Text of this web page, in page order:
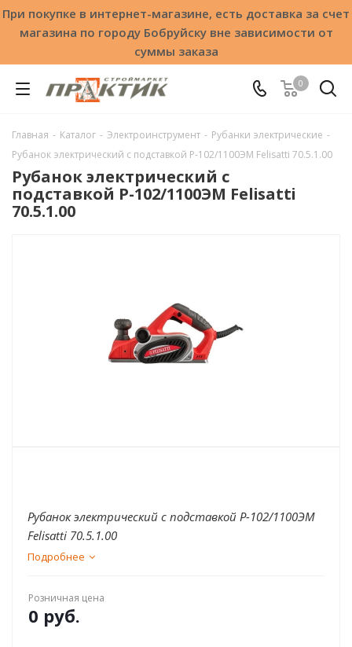
При покупке в интернет-магазине, есть доставка за счет
магазина по городу Бобруйску вне зависимости от
суммы заказа
0
Главная - Каталог - Электроинструмент - Рубанки электрические -
Рубанок электрический с подставкой Р-102/1100ЭМ Felisatti 70.5.1.00
Рубанок электрический с
подставкой Р-102/1100ЭМ Felisatti
70.5.1.00
Рубанок электрический с подставкой Р-102/1100ЭМ
Felisatti 70.5.1.00
Подробнее
Розничная цена
0 руб.